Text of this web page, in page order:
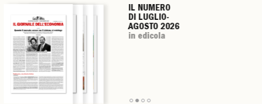
IL NUMERO
DI LUGLIO-
AGOSTO 2026
in edicola
IL NUMERO
DI LUGLIO-
AGOSTO 2026
in edicola
IL NUMERO
DI LUGLIO-
AGOSTO 2026
in edicola
IL NUMERO
DI LUGLIO-
AGOSTO 2026
in edicola